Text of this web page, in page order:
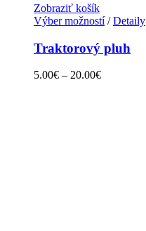
Zobraziť košík
Výber možností/ Detaily
Traktorový pluh
5.00€ – 20.00€